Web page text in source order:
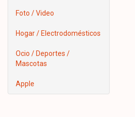
Foto / Video
Hogar / Electrodomésticos
Ocio / Deportes /
Mascotas
Apple